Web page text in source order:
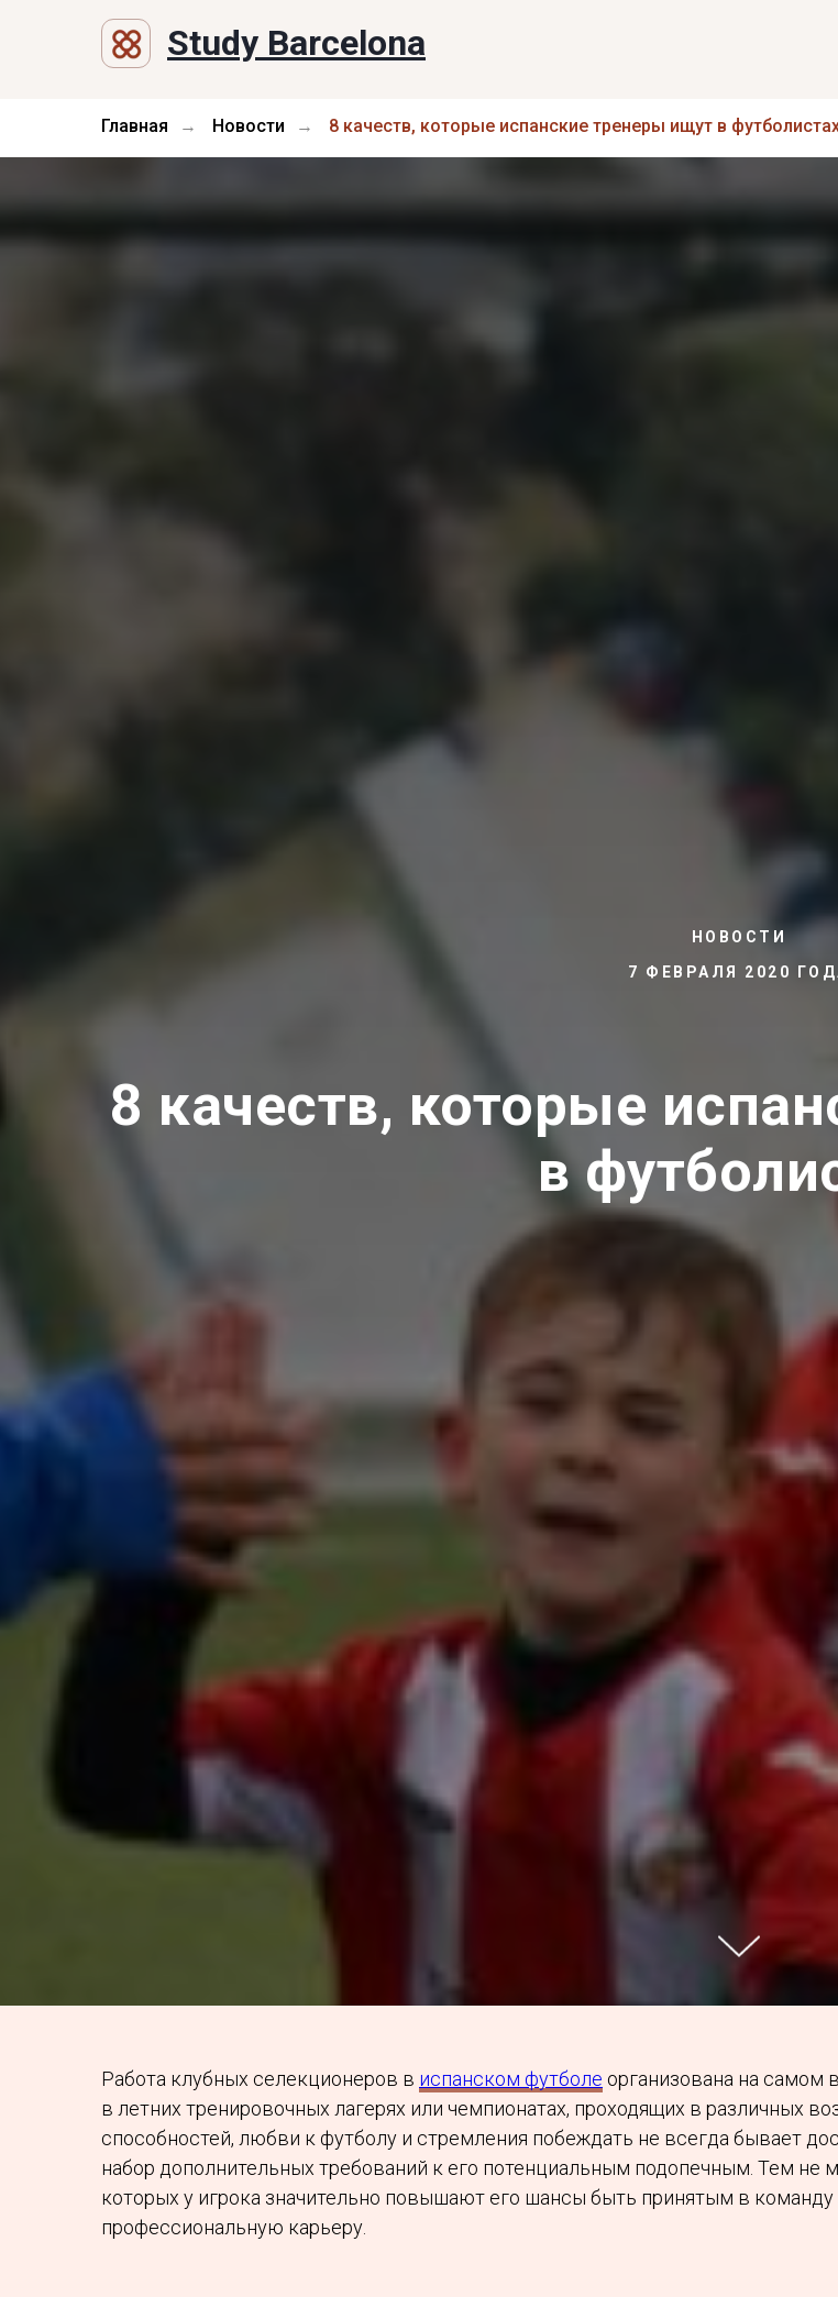
Study Barcelona
Главная → Новости → 8 качеств, которые испанские тренеры ищут в
НОВОСТИ
7 ФЕВРАЛЯ 2020
8 качеств, которые
в
Работа клубных селекционеров в испанском футболе организована на самом
в летних тренировочных лагерях или чемпионатах, проходящих в различных
способностей, любви к футболу и стремления побеждать не всегда бывает
набор дополнительных требований к его потенциальным подопечным. Тем не
которых у игрока значительно повышают его шансы быть принятым в команду
профессиональную карьеру.